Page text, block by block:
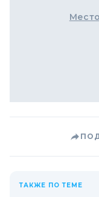
ТАКЖЕ ПО ТЕМЕ